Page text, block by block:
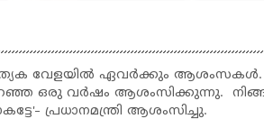
വേളയില്‍ ഏവർക്കും
ഒരു വർഷം ആശംസിക്കുന്നു.
പ്രധാനമന്ത്രി ആശംസിച്ചു.